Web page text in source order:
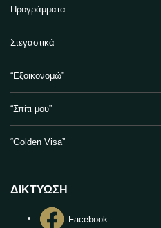
Προγράμματα
Στεγαστικά
“Εξοικονομώ”
“Σπίτι μου”
“Golden Visa”
ΔΙΚΤΥΩΣΗ
Facebook